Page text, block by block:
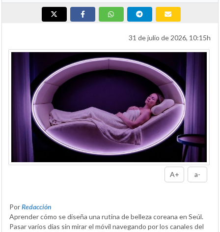
31 de julio de 2026, 10:15h
A+ a-
PorRedacción
Aprender cómo se diseña una rutina de belleza coreana en Seúl.
Pasar varios días sin mirar el móvil navegando por los canales del